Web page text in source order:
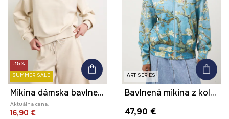
-15%
SUMMER SALE
Mikina dámska bavlnená s efektom prania
Aktuálna cena:
16,90 €
ART SERIES
Bavlnená mikina z kolekcie Eviva L'arte
47,90 €